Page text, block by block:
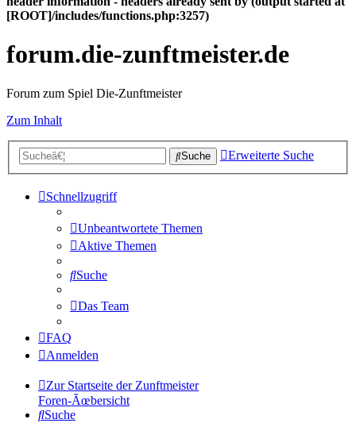
[ROOT]/includes/functions.php:3257)
forum.die-zunftmeister.de
Forum zum Spiel Die-Zunftmeister
Zum Inhalt
Suche Erweiterte Suche
Schnellzugriff
Unbeantwortete Themen
Aktive Themen
Suche
Das Team
FAQ
Anmelden
Zur Startseite der Zunftmeister
Foren-Ãœbersicht
Suche